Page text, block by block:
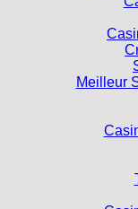
Meilleur